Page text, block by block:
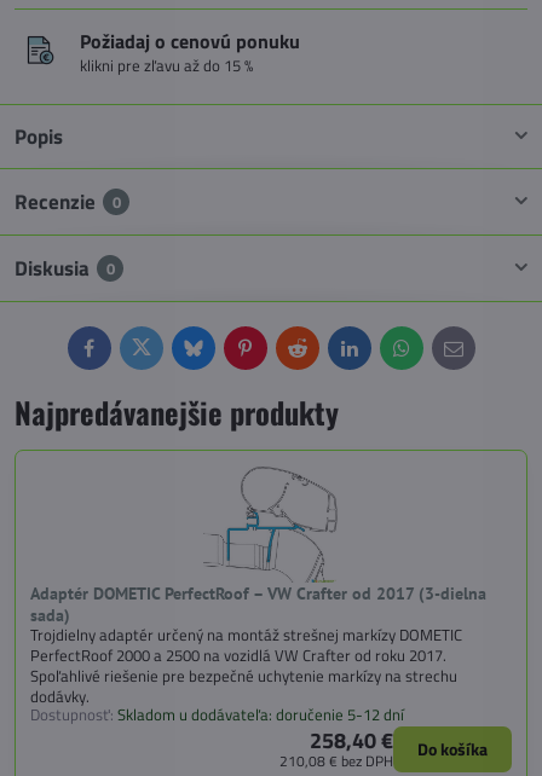
Požiadaj o cenovú ponuku
klikni pre zľavu až do 15 %
Popis
Recenzie 0
Diskusia 0
FacebookTwitterBlueskyPinterestReddit LinkedInWhatsApp
E-
mail
Najpredávanejšie produkty
Adaptér DOMETIC PerfectRoof – VW Crafter od 2017 (3-dielna
sada)
Trojdielny adaptér určený na montáž strešnej markízy DOMETIC
PerfectRoof 2000 a 2500 na vozidlá VW Crafter od roku 2017.
Spoľahlivé riešenie pre bezpečné uchytenie markízy na strechu
dodávky.
Dostupnosť: Skladom u dodávateľa: doručenie 5-12 dní
258,40 €
210,08 € bez DPH Do košíka